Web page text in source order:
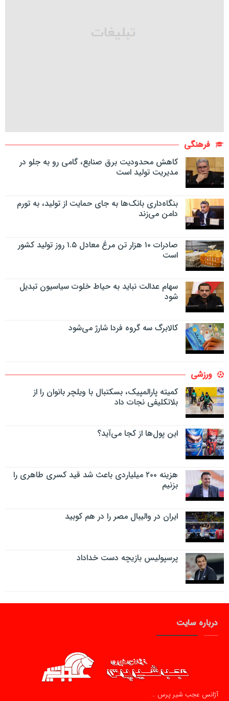
فرهنگی
کاهش محدودیت برق صنایع، گامی رو به جلو در
مدیریت تولید است
بنگاه‌داری بانک‌ها به جای حمایت از تولید، به تورم
دامن می‌زند
صادرات ۱۰ هزار تن مرغ معادل ۱.۵ روز تولید کشور
است
سهام عدالت نباید به حیاط خلوت سیاسیون تبدیل
شود
کالابرگ سه گروه فردا شارژ می‌شود
ورزشی
کمیته پارالمپیک، بسکتبال با ویلچر بانوان را از
بلاتکلیفی نجات داد
این پول‌ها از کجا می‌آید؟
هزینه ۲۰۰ میلیاردی باعث شد قید کسری طاهری را
بزنیم
ایران در والیبال مصر را در هم کوبید
پرسپولیس بازیچه دست خداداد
درباره سایت
آژانس عجب شیر پرس …